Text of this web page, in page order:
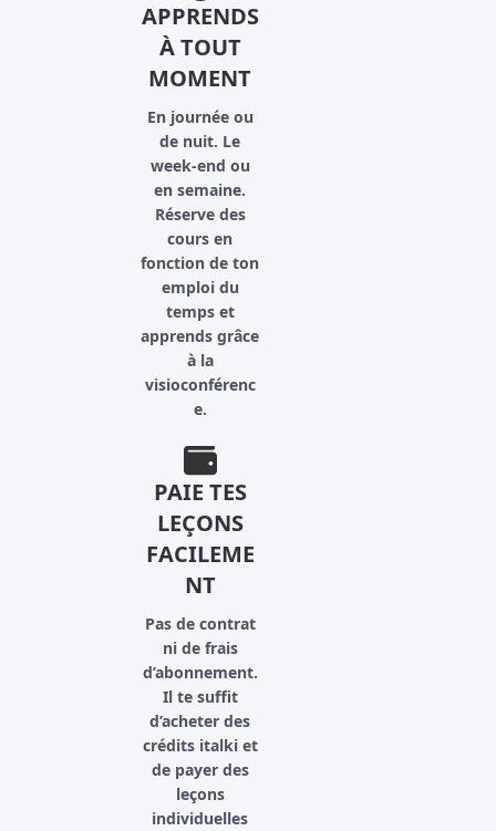
APPRENDS
À TOUT
MOMENT
En journée ou
de nuit. Le
week-end ou
en semaine.
Réserve des
cours en
fonction de ton
emploi du
temps et
apprends grâce
à la
visioconférenc
e.
PAIE TES
LEÇONS
FACILEME
NT
Pas de contrat
ni de frais
d’abonnement.
Il te suffit
d’acheter des
crédits italki et
de payer des
leçons
individuelles